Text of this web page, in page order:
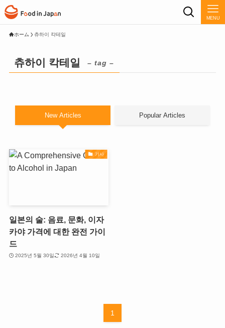
MENU
ホーム 츄하이 칵테일
츄하이 칵테일 – tag –
New Articles Popular Articles
기사
일본의 술: 음료, 문화, 이자
카야 가격에 대한 완전 가이
드
2025년 5월 30일 2026년 4월 10일
1